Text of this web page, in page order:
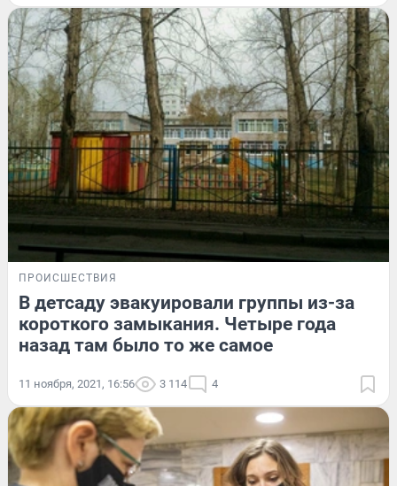
ПРОИСШЕСТВИЯ
В детсаду эвакуировали группы из-за
короткого замыкания. Четыре года
назад там было то же самое
11 ноября, 2021, 16:56 3 114 4